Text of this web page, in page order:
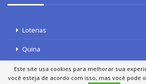
Loterias
Quina
Lotofácil
Este site usa cookies para melhorar sua
você esteja de acordo com isso, mas você pode